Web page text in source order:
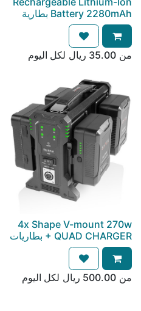
Battery 2280mAh بطارية
من 35.00 ريال لكل اليوم
4x Shape V-mount 270w
+ QUAD CHARGER بطاريات
من 500.00 ريال لكل اليوم